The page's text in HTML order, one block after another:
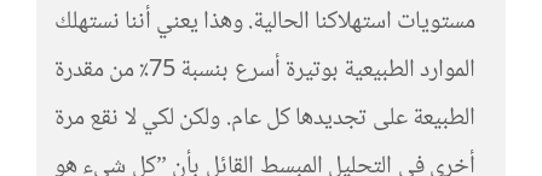
مستويات استهلاكنا الحالية. وهذا يعني أننا نستهلك
الموارد الطبيعية بوتيرة أسرع بنسبة 75٪ من مقدرة
الطبيعة على تجديدها كل عام. ولكن لكي لا نقع مرة
أخرى في التحليل المبسط القائل بأن ”كل شيء هو